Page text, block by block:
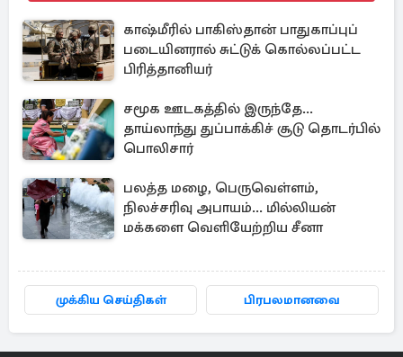
காஷ்மீரில் பாகிஸ்தான் பாதுகாப்புப்
படையினரால் சுட்டுக் கொல்லப்பட்ட
பிரித்தானியர்
சமூக ஊடகத்தில் இருந்தே...
தாய்லாந்து துப்பாக்கிச் சூடு தொடர்பில்
பொலிசார்
பலத்த மழை, பெருவெள்ளம்,
நிலச்சரிவு அபாயம்... மில்லியன்
மக்களை வெளியேற்றிய சீனா
முக்கிய செய்திகள் பிரபலமானவை